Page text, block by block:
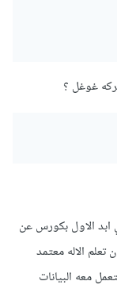
غوغل ؟
ابد الاول بكورس عن
الاله معتمد
معه البيانات